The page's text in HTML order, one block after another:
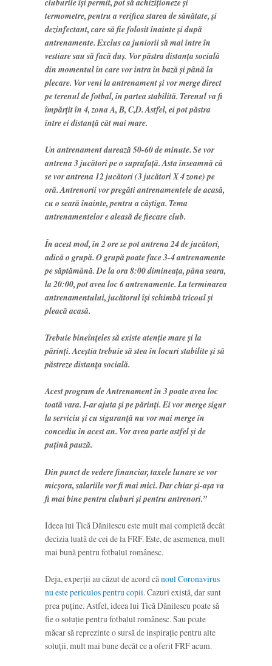
termometre, pentru a verifica starea de sănătate, și
dezinfectant, care să fie folosit înainte și după
antrenamente. Exclus ca juniorii să mai intre în
vestiare sau să facă duș. Vor păstra distanța socială
din momentul în care vor intra în bază și până la
plecare. Vor veni la antrenament și vor merge direct
pe terenul de fotbal, în partea stabilită. Terenul va fi
împărțit în 4, zona A, B, C,D. Astfel, ei pot păstra
între ei distanță cât mai mare.
Un antrenament durează 50-60 de minute. Se vor
antrena 3 jucători pe o suprafață. Asta înseamnă că
se vor antrena 12 jucători (3 jucători X 4 zone) pe
oră. Antrenorii vor pregăti antrenamentele de acasă,
cu o seară înainte, pentru a câștiga. Tema
antrenamentelor e aleasă de fiecare club.
În acest mod, în 2 ore se pot antrena 24 de jucători,
adică o grupă. O grupă poate face 3-4 antrenamente
pe săptămână. De la ora 8:00 dimineața, pâna seara,
la 20:00, pot avea loc 6 antrenamente. La terminarea
antrenamentului, jucătorul își schimbă tricoul și
pleacă acasă.
Trebuie bineînțeles să existe atenție mare și la
părinți. Aceștia trebuie să stea în locuri stabilite și să
păstreze distanța socială.
Acest program de Antrenament în 3 poate avea loc
toată vara. I-ar ajuta și pe părinți. Ei vor merge sigur
la serviciu și cu siguranță nu vor mai merge în
concediu în acest an. Vor avea parte astfel și de
puțină pauză.
Din punct de vedere financiar, taxele lunare se vor
micșora, salariile vor fi mai mici. Dar chiar și-așa va
fi mai bine pentru cluburi și pentru antrenori.”
Ideea lui Tică Dănilescu este mult mai completă decât
decizia luată de cei de la FRF. Este, de asemenea, mult
mai bună pentru fotbalul românesc.
Deja, experții au căzut de acord cănoul Coronavirus
nu este periculos pentru copii. Cazuri există, dar sunt
prea puține. Astfel, ideea lui Tică Dănilescu poate să
fie o soluție pentru fotbalul românesc. Sau poate
măcar să reprezinte o sursă de inspirație pentru alte
soluții, mult mai bune decât ce a oferit FRF acum.